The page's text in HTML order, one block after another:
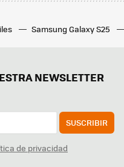
Samsung Galaxy S25
NEWSLETTER
SUSCRIBIR
de privacidad